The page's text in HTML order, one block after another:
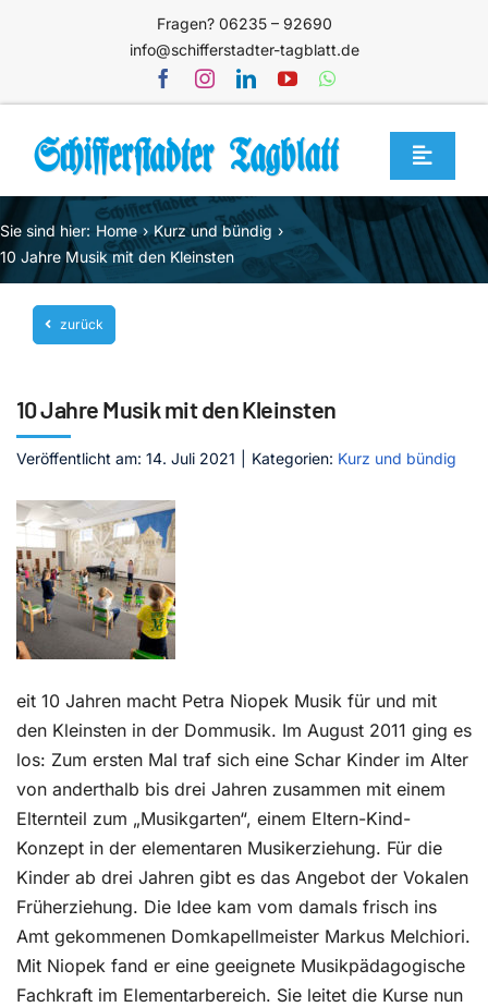
Fragen? 06235 – 92690
info@schifferstadter-tagblatt.de
Toggle
Home
Themen
Blog
Unternehmen
Mediathek
Kontakt
Sie sind hier: Home
Kurz und bündig
10 Jahre Musik mit den Kleinsten
zurück
10 Jahre Musik mit den Kleinsten
Veröffentlicht am: 14. Juli 2021 Kategorien: Kurz und bündig
eit 10 Jahren macht Petra Niopek Musik für und mit
den Kleinsten in der Dommusik. Im August 2011 ging es
los: Zum ersten Mal traf sich eine Schar Kinder im Alter
von anderthalb bis drei Jahren zusammen mit einem
Elternteil zum „Musikgarten“, einem Eltern-Kind-
Konzept in der elementaren Musikerziehung. Für die
Kinder ab drei Jahren gibt es das Angebot der Vokalen
Früherziehung. Die Idee kam vom damals frisch ins
Amt gekommenen Domkapellmeister Markus Melchiori.
Mit Niopek fand er eine geeignete Musikpädagogische
Fachkraft im Elementarbereich. Sie leitet die Kurse nun